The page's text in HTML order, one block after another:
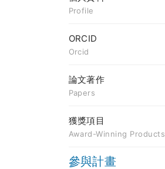
Profile
ORCID
Orcid
論文著作
Papers
獲獎項目
Award-Winning Products
參與計畫